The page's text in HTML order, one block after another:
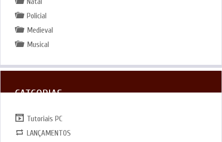
Policial
Medieval
Musical
CATGORIAS
Tutoriais PC
LANÇAMENTOS